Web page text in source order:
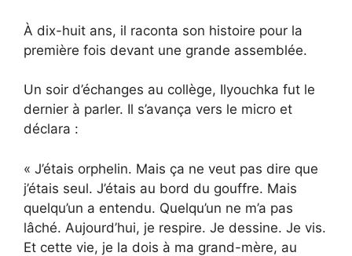
À dix-huit ans, il raconta son histoire pour la
première fois devant une grande assemblée.
Un soir d’échanges au collège, Ilyouchka fut le
dernier à parler. Il s’avança vers le micro et
déclara :
« J’étais orphelin. Mais ça ne veut pas dire que
j’étais seul. J’étais au bord du gouffre. Mais
quelqu’un a entendu. Quelqu’un ne m’a pas
lâché. Aujourd’hui, je respire. Je dessine. Je vis.
Et cette vie, je la dois à ma grand-mère, au